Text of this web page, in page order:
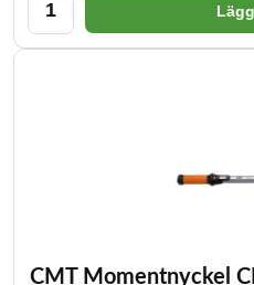
CMT Momentnyckel